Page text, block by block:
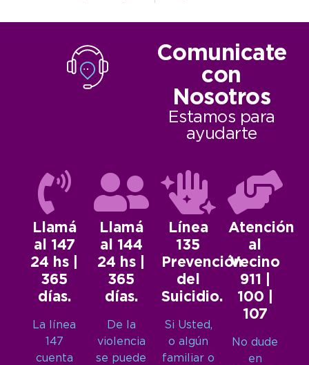
Comunicate
con
Nosotros
Estamos para
ayudarte
Llamá
al 147
24 hs |
365
días.
La línea
147
cuenta
Llamá
al 144
24 hs |
365
días.
De la
violencia
se puede
Línea
135
Prevención
del
Suicidio.
Si Usted,
o algún
familiar o
Atención
al
Vecino
911 |
100 |
107
No dude
en